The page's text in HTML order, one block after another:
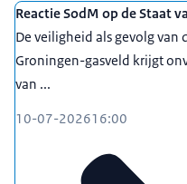
Reactie SodM op de Staat
De veiligheid als gevolg
Groningen-gasveld krijgt
van ...
10-07-202616:00